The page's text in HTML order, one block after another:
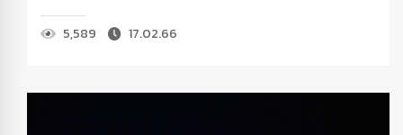
5,589 17.02.66